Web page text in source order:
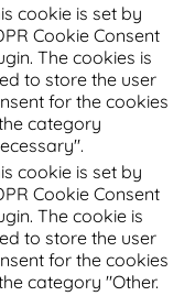
cookie is set by
Cookie Consent
The cookies is
to store the user
for the cookies
category
cookie is set by
Cookie Consent
The cookie is
to store the user
for the cookies
category "Other.